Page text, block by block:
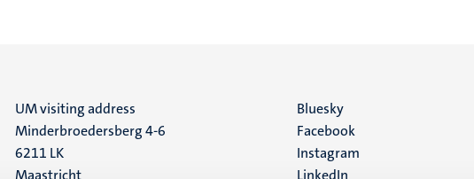
UM visiting address
Minderbroedersberg 4-6
6211 LK
Maastricht
Social
media
Bluesky
Facebook
Instagram
LinkedIn